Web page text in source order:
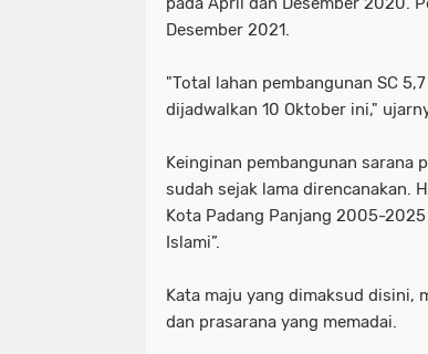
Desember 2021.
"Total lahan pembangunan SC
dijadwalkan 10 Oktober ini,"
Keinginan pembangunan sarana
sudah sejak lama direncanakan.
Kota Padang Panjang 2005-
Islami”.
Kata maju yang dimaksud disini,
dan prasarana yang memadai.